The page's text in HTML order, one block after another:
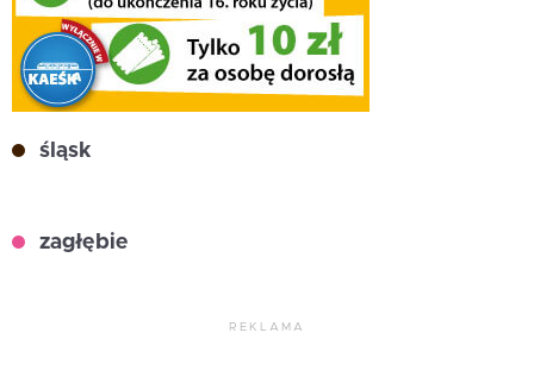
śląsk
zagłębie
REKLAMA